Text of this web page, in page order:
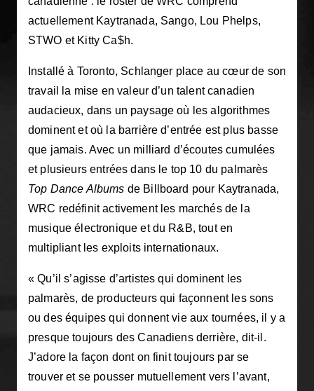
actuellement Kaytranada, Sango, Lou Phelps,
STWO et Kitty Ca$h.
Installé à Toronto, Schlanger place au cœur de son
travail la mise en valeur d’un talent canadien
audacieux, dans un paysage où les algorithmes
dominent et où la barrière d’entrée est plus basse
que jamais. Avec un milliard d’écoutes cumulées
et plusieurs entrées dans le top 10 du palmarès
Top Dance Albums de Billboard pour Kaytranada,
WRC redéfinit activement les marchés de la
musique électronique et du R&B, tout en
multipliant les exploits internationaux.
« Qu’il s’agisse d’artistes qui dominent les
palmarès, de producteurs qui façonnent les sons
ou des équipes qui donnent vie aux tournées, il y a
presque toujours des Canadiens derrière, dit-il.
J’adore la façon dont on finit toujours par se
trouver et se pousser mutuellement vers l’avant,